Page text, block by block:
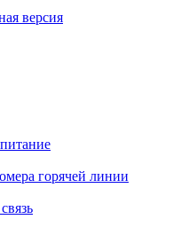
версия
горячей линии